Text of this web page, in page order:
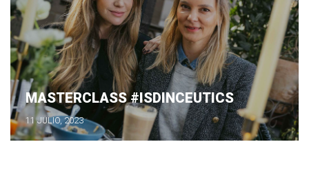
MASTERCLASS #ISDINCEUTICS
11 JULIO, 2023